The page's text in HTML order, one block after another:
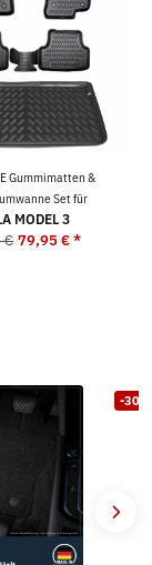
Gummimatten &
Set für
MODEL 3
€ 79,95 €*
-30%